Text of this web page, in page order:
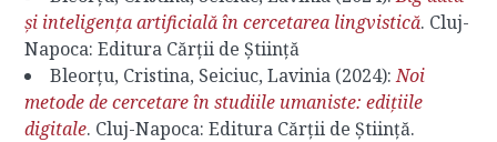
și inteligența artificială în cercetarea lingvistică. Cluj-
Napoca: Editura Cărții de Știință
Bleorțu, Cristina, Seiciuc, Lavinia (2024):Noi
metode de cercetare în studiile umaniste: edițiile
digitale. Cluj-Napoca: Editura Cărții de Știință.